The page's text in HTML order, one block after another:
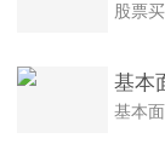
股票
基本
基本